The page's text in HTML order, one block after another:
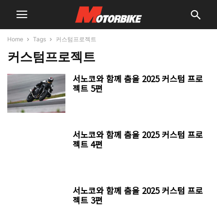
Home Tags 커스텀프로젝트
커스텀프로젝트
서노코와 함께 춤을 2025 커스텀 프로
젝트 5편
서노코와 함께 춤을 2025 커스텀 프로
젝트 4편
서노코와 함께 춤을 2025 커스텀 프로
젝트 3편